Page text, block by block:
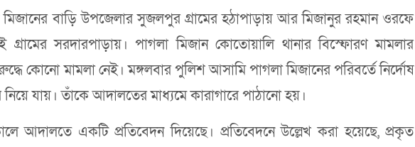
বাড়ি উপজেলার সুজলপুর গ্রামের হঠাপাড়ায় আর মিজানুর রহমান ওরফে
সরদারপাড়ায়। পাগলা মিজান কোতোয়ালি থানার বিস্ফোরণ মামলার
কোনো মামলা নেই। মঙ্গলবার পুলিশ আসামি পাগলা মিজানের পরিবর্তে নির্দোষ
যায়। তাঁকে আদালতের মাধ্যমে কারাগারে পাঠানো হয়।
আদালতে একটি প্রতিবেদন দিয়েছে। প্রতিবেদনে উল্লেখ করা হয়েছে, প্রকৃত